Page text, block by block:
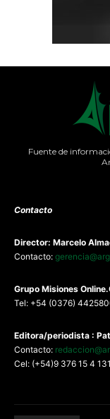
Fuente de
Contacto
Director: Marcelo
Contacto:
Grupo Misiones
Tel: +54 (0376)
Editora/periodista :
Contacto:
Cel: (+54)9 376 15 4